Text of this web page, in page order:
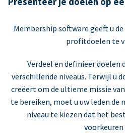
Membership software geeft u
profitdoelen te
Verdeel en definieer doelen
verschillende niveaus. Terwijl u
creëert om de ultieme missie
te bereiken, moet u uw leden de
niveau te kiezen dat het
voorkeuren